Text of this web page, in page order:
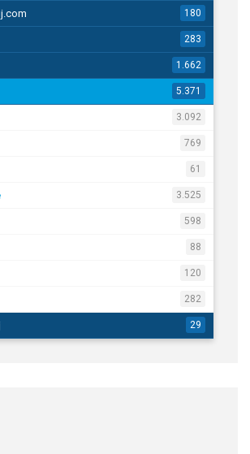
180
283
1.662
5.371
3.092
769
61
3.525
598
88
120
282
29